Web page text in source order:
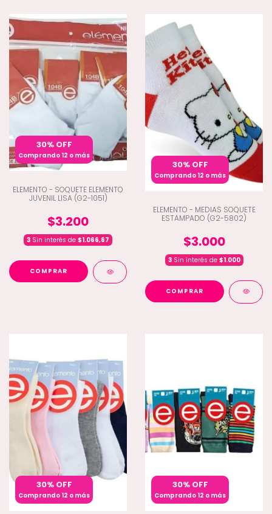
30% OFF
Comprando 12 o más
ELEMENTO - SOQUETE ELEMENTO
JUVENIL LISA (G2-1051)
$3.200
3 Sin interés de $1.066,67
COMPRAR
30% OFF
Comprando 12 o más
ELEMENTO - MEDIAS SOQUETE
ESTAMPADO (G2-5802)
$3.000
3Sin interés de $1.000
COMPRAR
30% OFF
Comprando 12 o más
30% OFF
Comprando 12 o más